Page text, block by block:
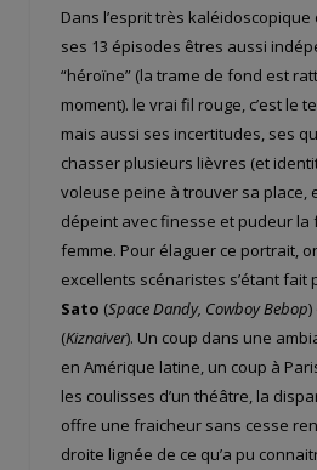
Dans l’esprit très
ses 13 épisodes êtres aussi
“héroïne” (la trame de fond est
moment). le vrai fil rouge, c’est le
mais aussi ses incertitudes, ses
chasser plusieurs lièvres (et
voleuse peine à trouver sa place,
dépeint avec finesse et pudeur la
femme. Pour élaguer ce portrait,
excellents scénaristes s’étant fait
Sato (Space Dandy, Cowboy Bebop)
(Kiznaiver). Un coup dans une
en Amérique latine, un coup à
les coulisses d’un théâtre, la
offre une fraicheur sans cesse
droite lignée de ce qu’a pu